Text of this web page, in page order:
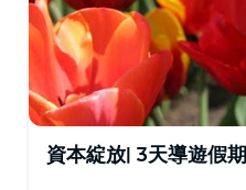
資本綻放| 3天導遊假期